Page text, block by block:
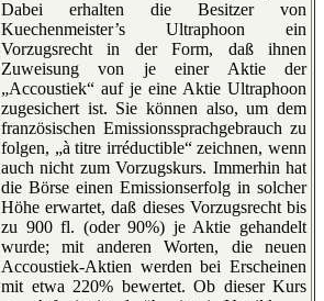
Dabei erhalten die Besitzer von
Kuechenmeister’s Ultraphoon ein
Vorzugsrecht in der Form, daß ihnen
Zuweisung von je einer Aktie der
„Accoustiek“ auf je eine Aktie Ultraphoon
zugesichert ist. Sie können also, um dem
französischen Emissionssprachgebrauch zu
folgen, „à titre irréductible“ zeichnen, wenn
auch nicht zum Vorzugskurs. Immerhin hat
die Börse einen Emissionserfolg in solcher
Höhe erwartet, daß dieses Vorzugsrecht bis
zu 900 fl. (oder 90%) je Aktie gehandelt
wurde; mit anderen Worten, die neuen
Accoustiek-Aktien werden bei Erscheinen
mit etwa 220% bewertet. Ob dieser Kurs